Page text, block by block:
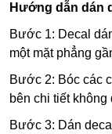
Hướng dẫn dán
Bước 1: Decal
một mặt phẳng
Bước 2: Bóc các
bên chi tiết không
Bước 3: Dán